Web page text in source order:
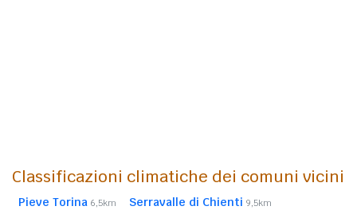
Classificazioni climatiche dei comuni vicini
Pieve Torina 6,5km Serravalle di Chienti 9,5km